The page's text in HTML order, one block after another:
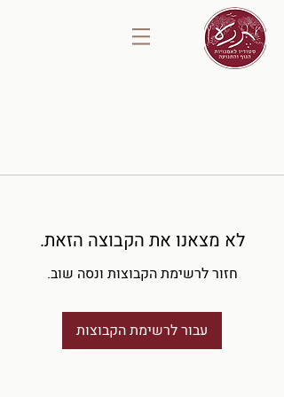
לא מצאנו את הקבוצה הזאת.
חזור לרשימת הקבוצות ונסה שוב.
עבור לרשימת הקבוצות